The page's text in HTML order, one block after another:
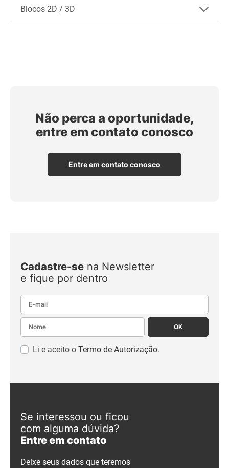
Blocos 2D / 3D
Não perca a oportunidade,
entre em contato conosco
Entre em contato conosco
Cadastre-se na Newsletter
e fique por dentro
E-mail
Nome
OK
Li e aceito o Termo de Autorização.
Se interessou ou ficou
com alguma dúvida?
Entre em contato
Deixe seus dados que teremos